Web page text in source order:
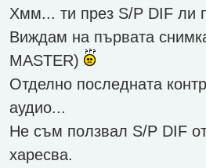
Хмм... ти през S/P DIF ли
Виждам на първата
MASTER)
Отделно последната
аудио...
Не съм ползвал S/P DIF
харесва.